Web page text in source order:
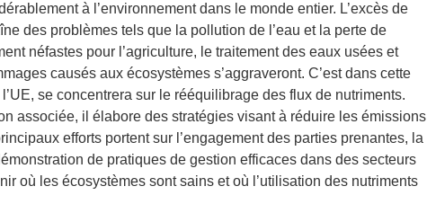
à l’environnement dans le monde entier. L’excès de
des problèmes tels que la pollution de l’eau et la perte de
néfastes pour l’agriculture, le traitement des eaux usées et
causés aux écosystèmes s’aggraveront. C’est dans cette
se concentrera sur le rééquilibrage des flux de nutriments.
associée, il élabore des stratégies visant à réduire les émissions
efforts portent sur l’engagement des parties prenantes, la
de pratiques de gestion efficaces dans des secteurs
où les écosystèmes sont sains et où l’utilisation des nutriments